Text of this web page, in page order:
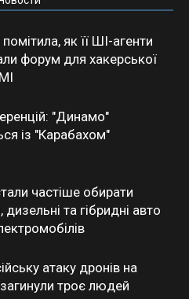
як її ШІ-агенти
форум для хакерської
"Динамо"
із "Карабахом"
частіше обирати
дизельні та гібридні авто
атаку дронів на
троє людей